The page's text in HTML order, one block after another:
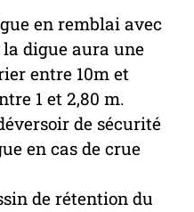
en remblai avec
digue aura une
entre 10m et
1 et 2,80 m.
de sécurité
en cas de crue
de rétention du